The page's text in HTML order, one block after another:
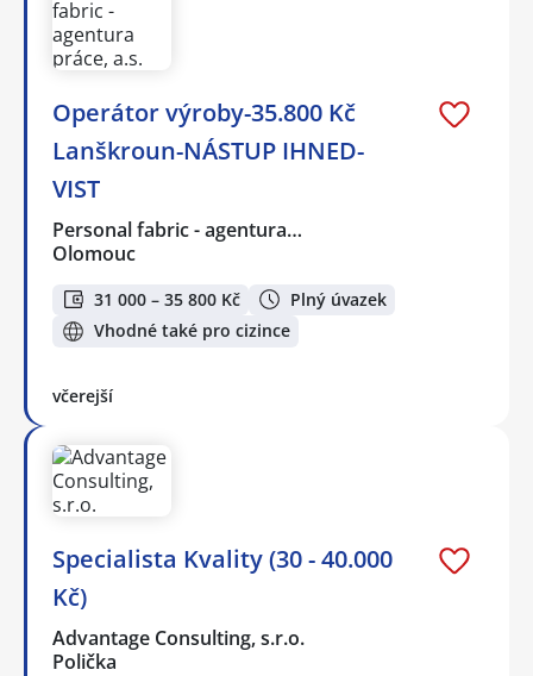
Operátor výroby-35.800 Kč
Lanškroun-NÁSTUP IHNED-
VIST
Personal fabric - agentura…
Olomouc
31 000 – 35 800 Kč
Plný úvazek
Vhodné také pro cizince
včerejší
Specialista Kvality (30 - 40.000
Kč)
Advantage Consulting, s.r.o.
Polička